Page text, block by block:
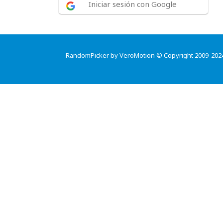
Iniciar sesión con Google
RandomPicker by VeroMotion © Copyright 2009-